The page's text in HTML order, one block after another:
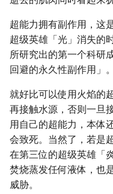
超能力拥有副作用，这
超级英雄「光」消失的
所研究出的第一个科研
回避的永久性副作用」。
就好比可以使用火焰的
再接触水源，否则一旦
用自己的超能力，本体
会致死。当然了，若是
在第三位的超级英雄「
焚烧蒸发任何液体，也
威胁。